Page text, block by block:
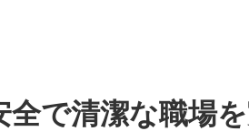
で清潔な職場を